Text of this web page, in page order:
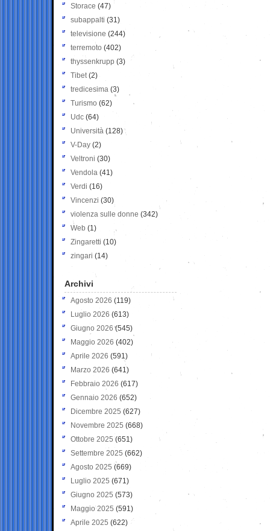
Storace (47)
subappalti (31)
televisione(244)
terremoto (402)
thyssenkrupp (3)
Tibet(2)
tredicesima (3)
Turismo (62)
Udc (64)
Università (128)
V-Day (2)
Veltroni (30)
Vendola (41)
Verdi (16)
Vincenzi (30)
violenza sulle donne (342)
Web (1)
Zingaretti (10)
zingari (14)
Archivi
Agosto 2026 (119)
Luglio 2026 (613)
Giugno 2026 (545)
Maggio 2026 (402)
Aprile 2026 (591)
Marzo 2026 (641)
Febbraio 2026 (617)
Gennaio 2026 (652)
Dicembre 2025 (627)
Novembre 2025 (668)
Ottobre 2025 (651)
Settembre 2025 (662)
Agosto 2025 (669)
Luglio 2025 (671)
Giugno 2025 (573)
Maggio 2025 (591)
Aprile 2025 (622)